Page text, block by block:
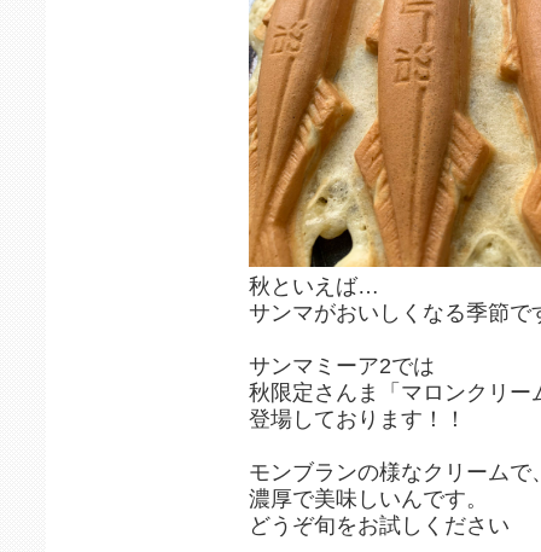
秋といえば…
サンマがおいしくなる季節
‪サンマミーア2では
秋限定さんま「マロンクリー
登場しております！！
モンブランの様なクリームで
濃厚で美味しいんです。
どうぞ旬をお試しください